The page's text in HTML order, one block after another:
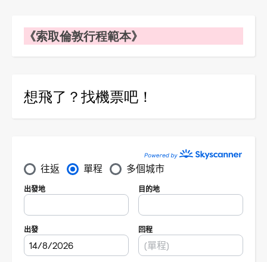
《索取倫敦行程範本》
想飛了？找機票吧！